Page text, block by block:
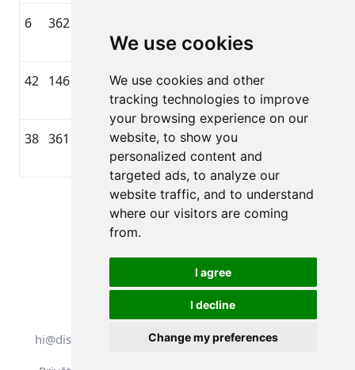
We use cookies
We use cookies and other
tracking technologies to improve
your browsing experience on our
website, to show you
personalized content and
targeted ads, to analyze our
website traffic, and to understand
where our visitors are coming
from.
I agree
I decline
Change my preferences
6 362
LAT
42 146
Nikons
Annenkovs
🇱🇻
LAT
2008
38 361 Artūrs Fotins
🇱🇻
LAT
Lapa 1 no 1
Visas tiesības aizsargātas. DistantRace
hi@distantrace.com
+371 25425987